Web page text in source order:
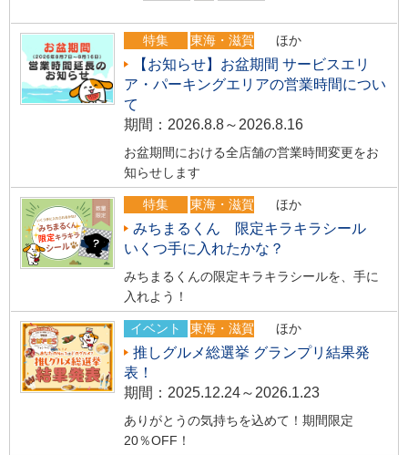
特集 東海・滋賀 ほか
【お知らせ】お盆期間 サービスエリ
ア・パーキングエリアの営業時間につい
て
期間：2026.8.8～2026.8.16
お盆期間における全店舗の営業時間変更をお
知らせします
特集 東海・滋賀 ほか
みちまるくん 限定キラキラシール
いくつ手に入れたかな？
みちまるくんの限定キラキラシールを、手に
入れよう！
イベント 東海・滋賀 ほか
推しグルメ総選挙 グランプリ結果発
表！
期間：2025.12.24～2026.1.23
ありがとうの気持ちを込めて！期間限定
20％OFF！